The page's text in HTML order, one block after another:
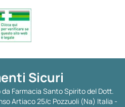
Sicuri
Farmacia Santo Spirito del Dott.
Artiaco 25/c Pozzuoli (Na) Italia -